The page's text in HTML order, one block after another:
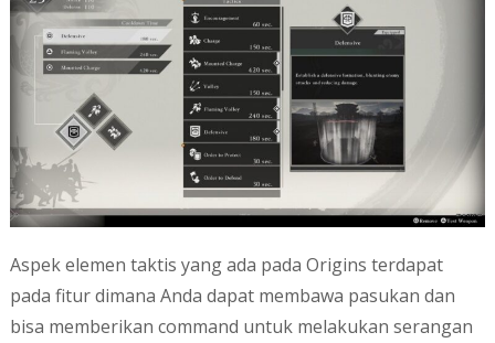
Aspek elemen taktis yang ada pada Origins terdapat
pada fitur dimana Anda dapat membawa pasukan dan
bisa memberikan command untuk melakukan serangan